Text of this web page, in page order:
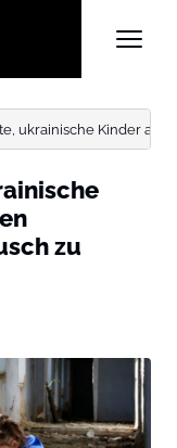
ukrainische Kinder auf
zu